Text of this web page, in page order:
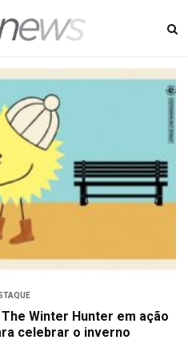
Winter Hunter em ação
celebrar o inverno